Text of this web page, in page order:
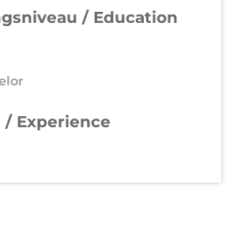
/ Education
/ Experience